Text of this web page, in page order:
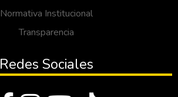
Normativa Institucional
Transparencia
Redes Sociales